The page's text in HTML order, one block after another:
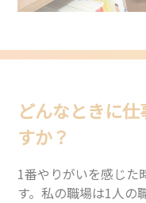
どんなときに
すか？
1番やりがいを感じた
す。私の職場は1人の